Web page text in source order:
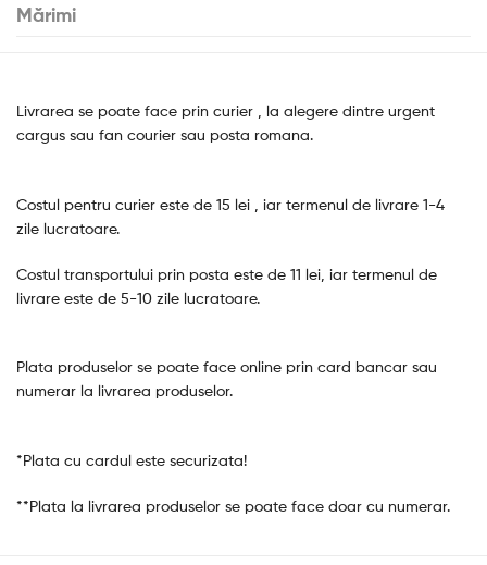
Mărimi
Livrarea se poate face prin curier , la alegere dintre urgent
cargus sau fan courier sau posta romana.
Costul pentru curier este de 15 lei , iar termenul de livrare 1-4
zile lucratoare.
Costul transportului prin posta este de 11 lei, iar termenul de
livrare este de 5-10 zile lucratoare.
Plata produselor se poate face online prin card bancar sau
numerar la livrarea produselor.
*Plata cu cardul este securizata!
**Plata la livrarea produselor se poate face doar cu numerar.